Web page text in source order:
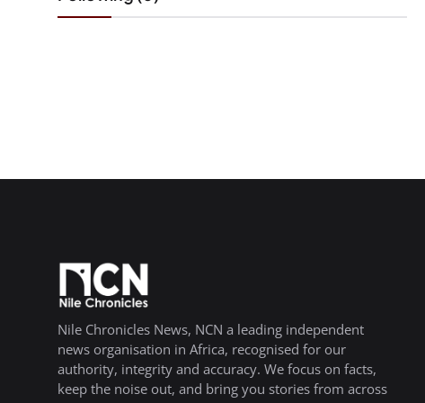
Nile Chronicles News, NCN a leading independent
news organisation in Africa, recognised for our
authority, integrity and accuracy. We focus on facts,
keep the noise out, and bring you stories from across